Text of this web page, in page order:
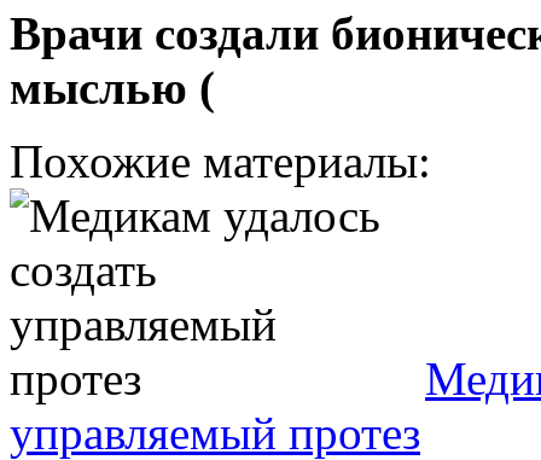
Врачи создали
мыслью (
Похожие материалы:
управляемый протез